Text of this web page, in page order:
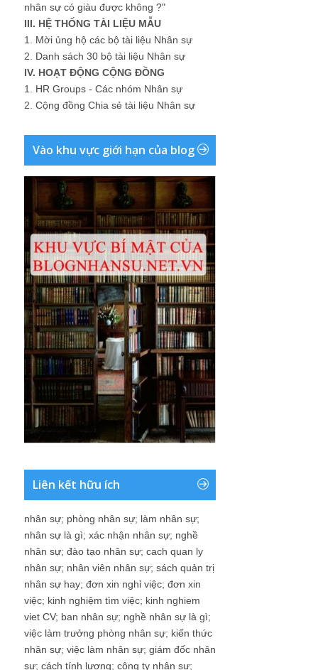
nhân sự có giàu được không ?"
III. HỆ THỐNG TÀI LIỆU MẪU
1. Mời ủng hộ các bộ tài liệu Nhân sự
2. Danh sách 30 bộ tài liệu Nhân sự
IV. HOẠT ĐỘNG CỘNG ĐỒNG
1. HR Groups - Các nhóm Nhân sự
2. Cộng đồng Chia sẻ tài liệu Nhân sự
Vào khu vực giới hạn của blog
Liên kết hữu ích
nhân sự; phòng nhân sự; làm nhân sự;
nhân sự là gì; xác nhận nhân sự; nghề
nhân sự; đào tạo nhân sự; cach quan ly
nhân sự; nhân viên nhân sự; sách quản trị
nhân sự hay; đơn xin nghỉ việc; đơn xin
việc; kinh nghiệm tìm việc; kinh nghiem
viet CV; ban nhân sự; nghề nhân sự là gì;
việc làm trưởng phòng nhân sự; kiến thức
nhân sự; việc làm nhân sự; giám đốc nhân
sự; cách tính lương; công ty nhân sự;